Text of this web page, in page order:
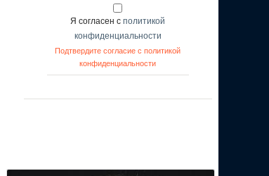
Я согласен с политикой
конфиденциальности
Подтвердите согласие с политикой
конфиденциальности